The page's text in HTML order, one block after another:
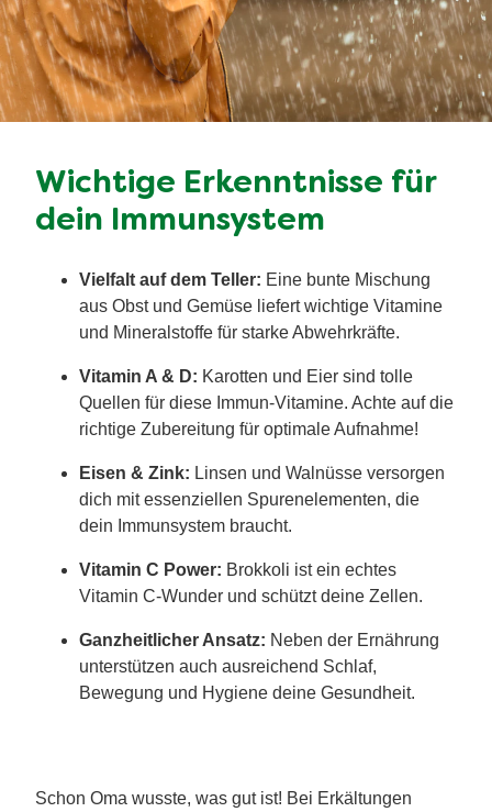
Wichtige Erkenntnisse für
dein Immunsystem
Vielfalt auf dem Teller: Eine bunte Mischung
aus Obst und Gemüse liefert wichtige Vitamine
und Mineralstoffe für starke Abwehrkräfte.
Vitamin A & D: Karotten und Eier sind tolle
Quellen für diese Immun-Vitamine. Achte auf die
richtige Zubereitung für optimale Aufnahme!
Eisen & Zink: Linsen und Walnüsse versorgen
dich mit essenziellen Spurenelementen, die
dein Immunsystem braucht.
Vitamin C Power: Brokkoli ist ein echtes
Vitamin C-Wunder und schützt deine Zellen.
Ganzheitlicher Ansatz: Neben der Ernährung
unterstützen auch ausreichend Schlaf,
Bewegung und Hygiene deine Gesundheit.
Schon Oma wusste, was gut ist! Bei Erkältungen